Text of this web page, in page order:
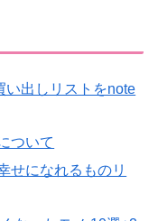
い出しリストをnote
ついて
せになれるものリ